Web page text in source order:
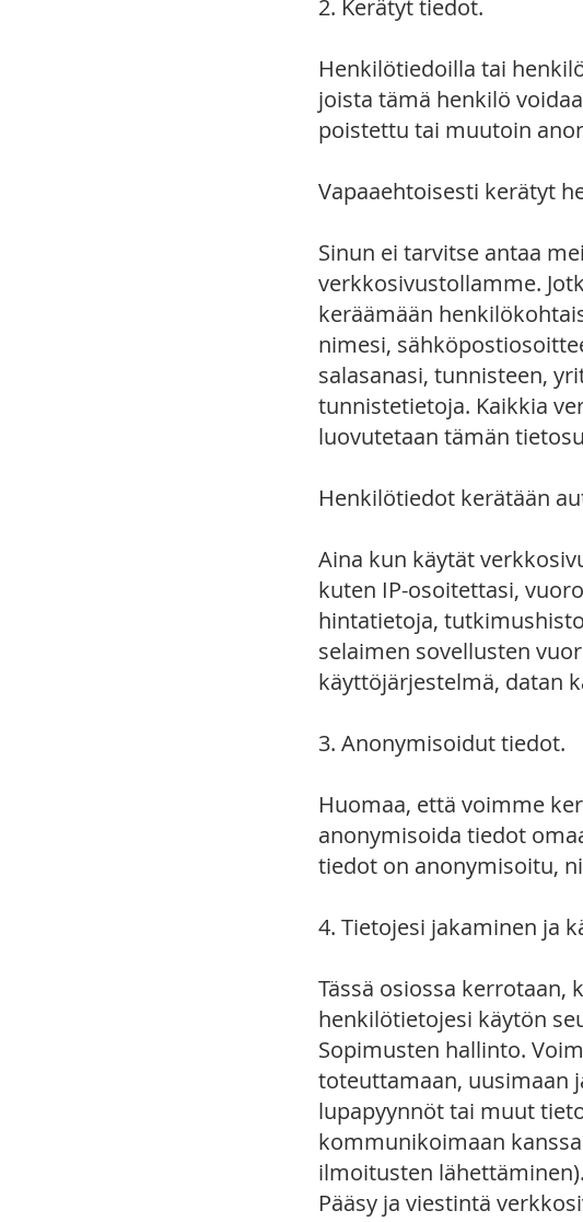
2. Kerätyt tiedot.
Henkilötiedoilla tai
joista tämä henkilö
poistettu tai muutoin
Vapaaehtoisesti kerätyt
Sinun ei tarvitse antaa
verkkosivustollamme.
keräämään
nimesi,
salasanasi, tunnisteen,
tunnistetietoja. Kaikkia
luovutetaan tämän
Henkilötiedot kerätään
Aina kun käytät
kuten IP-osoitettasi,
hintatietoja,
selaimen sovellusten
käyttöjärjestelmä, datan
3. Anonymisoidut tiedot.
Huomaa, että voimme
anonymisoida tiedot
tiedot on anonymisoitu,
4. Tietojesi jakaminen ja
Tässä osiossa kerrotaan,
henkilötietojesi käytön
Sopimusten hallinto.
toteuttamaan, uusimaan
lupapyynnöt tai muut
kommunikoimaan
ilmoitusten lähettäminen).
Pääsy ja viestintä